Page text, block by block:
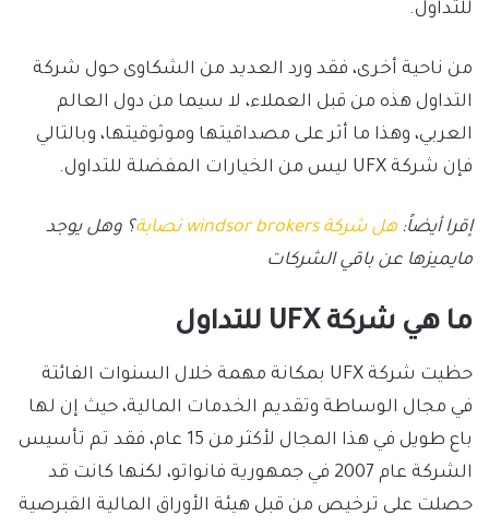
للتداول.
من ناحية أخرى، فقد ورد العديد من الشكاوى حول شركة
التداول هذه من قبل العملاء، لا سيما من دول العالم
العربي، وهذا ما أثر على مصداقيتها وموثوقيتها، وبالتالي
فإن شركة UFX ليس من الخيارات المفضلة للتداول.
إقرا أيضاً: هل شركة windsor brokers نصابة
؟ وهل يوجد
مايميزها عن باقي الشركات
ما هي شركة UFX للتداول
حظيت شركة UFX بمكانة مهمة خلال السنوات الفائتة
في مجال الوساطة وتقديم الخدمات المالية، حيث إن لها
باع طويل في هذا المجال لأكثر من 15 عام، فقد تم تأسيس
الشركة عام 2007 في جمهورية فانواتو، لكنها كانت قد
حصلت على ترخيص من قبل هيئة الأوراق المالية القبرصية